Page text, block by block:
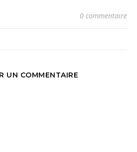
0 commentaire
UN COMMENTAIRE